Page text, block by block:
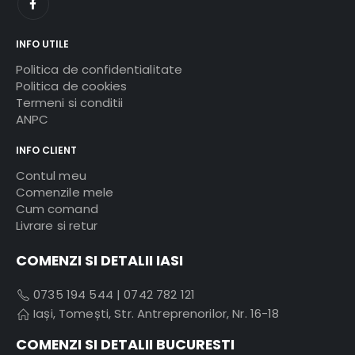
INFO UTILE
Politica de confidentialitate
Politica de cookies
Termeni si conditii
ANPC
INFO CLIENT
Contul meu
Comenzile mele
Cum comand
Livrare si retur
COMENZI SI DETALII IASI
0735 194 544 |0742 782 121
Iași, Tomești, Str. Antreprenorilor, Nr. 16-18
COMENZI SI DETALII BUCURESTI